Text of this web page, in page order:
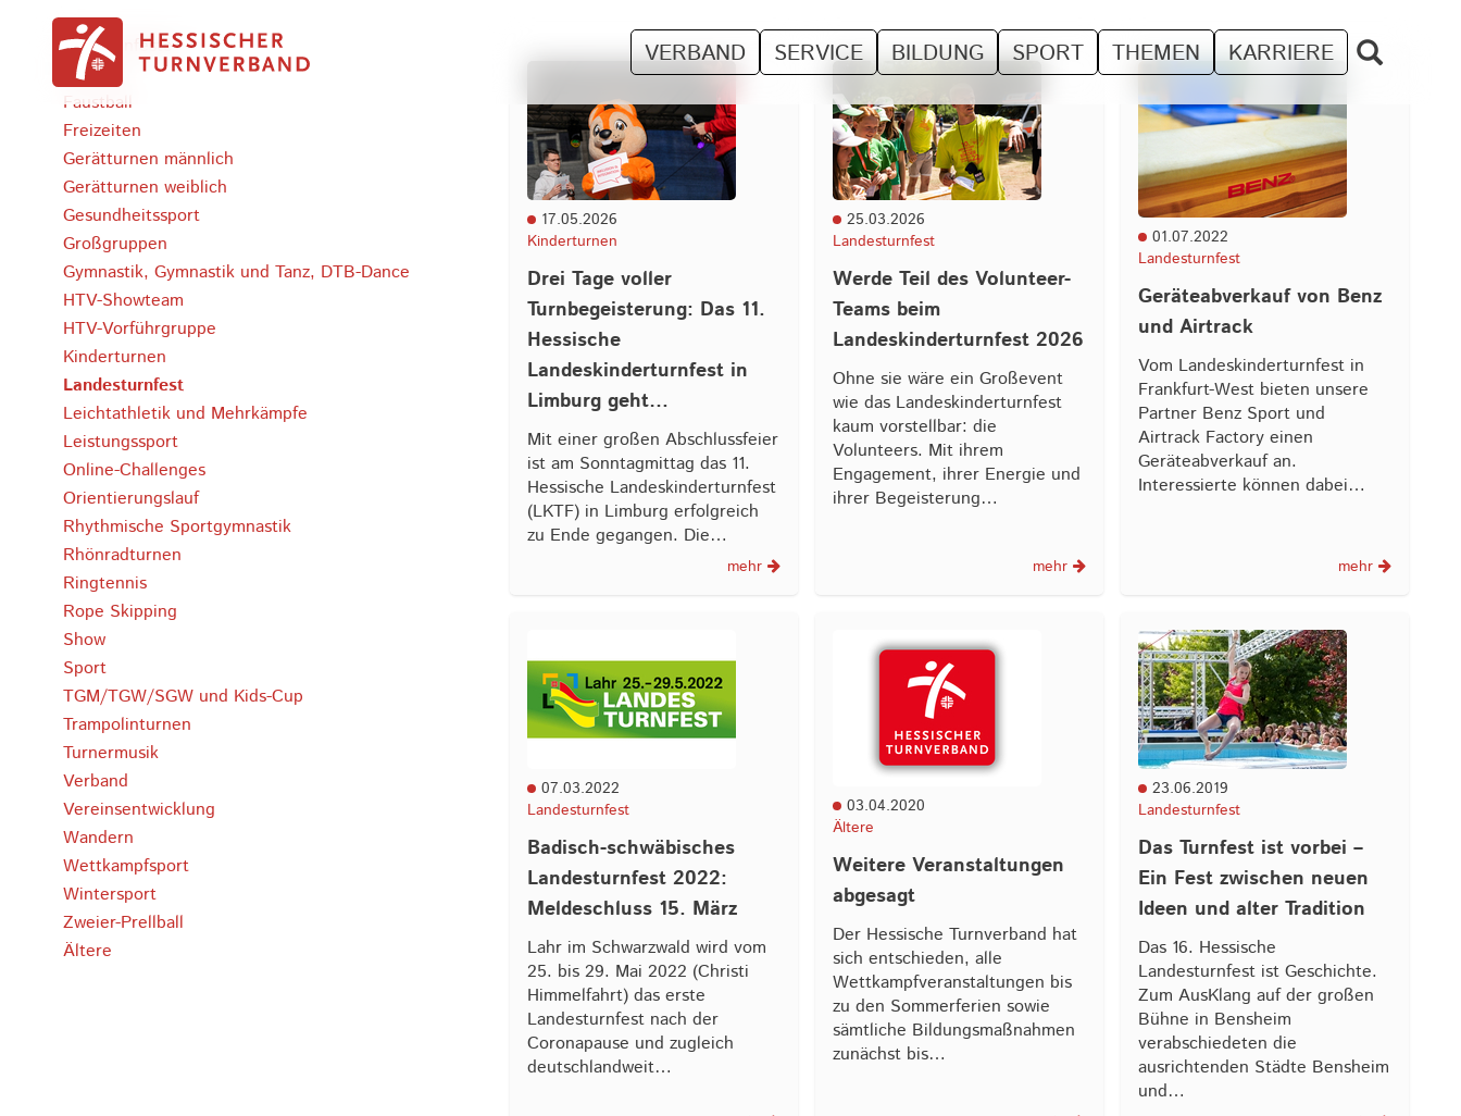
VERBAND SERVICE BILDUNG SPORT THEMEN KARRIERE
Bergturnfeste
Bildung
Faustball
Freizeiten
Gerätturnen männlich
Gerätturnen weiblich
Gesundheitssport
Großgruppen
Gymnastik, Gymnastik und Tanz, DTB-Dance
HTV-Showteam
HTV-Vorführgruppe
Kinderturnen
Landesturnfest
Leichtathletik und Mehrkämpfe
Leistungssport
Online-Challenges
Orientierungslauf
Rhythmische Sportgymnastik
Rhönradturnen
Ringtennis
Rope Skipping
Show
Sport
TGM/TGW/SGW und Kids-Cup
Trampolinturnen
Turnermusik
Verband
Vereinsentwicklung
Wandern
Wettkampfsport
Wintersport
Zweier-Prellball
Ältere
17.05.2026
Kinderturnen
Drei Tage voller
Turnbegeisterung: Das 11.
Hessische
Landeskinderturnfest in
Limburg geht…
Mit einer großen Abschlussfeier
ist am Sonntagmittag das 11.
Hessische Landeskinderturnfest
(LKTF) in Limburg erfolgreich
zu Ende gegangen. Die…
mehr
25.03.2026
Landesturnfest
Werde Teil des Volunteer-
Teams beim
Landeskinderturnfest 2026
Ohne sie wäre ein Großevent
wie das Landeskinderturnfest
kaum vorstellbar: die
Volunteers. Mit ihrem
Engagement, ihrer Energie und
ihrer Begeisterung…
mehr
01.07.2022
Landesturnfest
Geräteabverkauf von Benz
und Airtrack
Vom Landeskinderturnfest in
Frankfurt-West bieten unsere
Partner Benz Sport und
Airtrack Factory einen
Geräteabverkauf an.
Interessierte können dabei…
mehr
07.03.2022
Landesturnfest
Badisch-schwäbisches
Landesturnfest 2022:
Meldeschluss 15. März
Lahr im Schwarzwald wird vom
25. bis 29. Mai 2022 (Christi
Himmelfahrt) das erste
Landesturnfest nach der
Coronapause und zugleich
deutschlandweit…
03.04.2020
Ältere
Weitere Veranstaltungen
abgesagt
Der Hessische Turnverband hat
sich entschieden, alle
Wettkampfveranstaltungen bis
zu den Sommerferien sowie
sämtliche Bildungsmaßnahmen
zunächst bis…
23.06.2019
Landesturnfest
Das Turnfest ist vorbei –
Ein Fest zwischen neuen
Ideen und alter Tradition
Das 16. Hessische
Landesturnfest ist Geschichte.
Zum AusKlang auf der großen
Bühne in Bensheim
verabschiedeten die
ausrichtenden Städte Bensheim
und…